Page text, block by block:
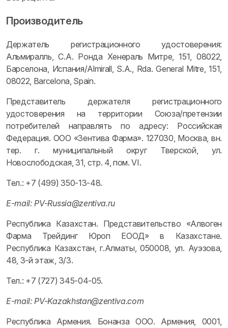
Производитель
Держатель регистрационного удостоверения:
Альмиралль, С.А. Ронда Хенераль Митре, 151, 08022,
Барселона, Испания/Almirall, S.A., Rda. General Mitre, 151,
08022, Barcelona, Spain.
Представитель держателя регистрационного
удостоверения на территории Союза/претензии
потребителей направлять по адресу: Российская
Федерация. ООО «Зентива Фарма». 127030, Москва, вн.
тер. г. муниципальный округ Тверской, ул.
Новослободская, 31, стр. 4, пом. VI.
Тел.: +7 (499) 350-13-48.
Е-mail: PV-Russia@zentiva.ru
Республика Казахстан. Представительство «Алвоген
Фарма Трейдинг Юроп ЕООД» в Казахстане.
Республика Казахстан, г.Алматы, 050008, ул. Ауэзова,
48, 3-й этаж, 3/3.
Тел.: +7 (727) 345-04-05.
Е-mail: PV-Kazakhstan@zentiva.com
Республика Армения. Бонанза ООО. Армения, 0001,